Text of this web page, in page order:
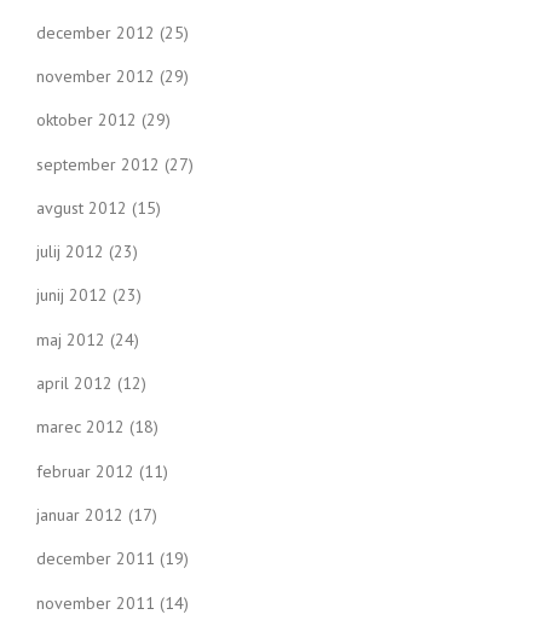
december 2012 (25)
november 2012 (29)
oktober 2012 (29)
september 2012 (27)
avgust 2012 (15)
julij 2012 (23)
junij 2012 (23)
maj 2012 (24)
april 2012 (12)
marec 2012 (18)
februar 2012 (11)
januar 2012 (17)
december 2011 (19)
november 2011 (14)